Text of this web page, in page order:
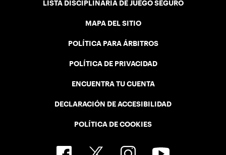
LISTA DISCIPLINARIA DE JUEGO SEGURO
MAPA DEL SITIO
POLÍTICA PARA ÁRBITROS
POLÍTICA DE PRIVACIDAD
ENCUENTRA TU CUENTA
DECLARACIÓN DE ACCESIBILIDAD
POLÍTICA DE COOKIES